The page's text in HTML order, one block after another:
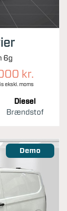
6g
kr.
ekskl. moms
Diesel
Brændstof
Demo